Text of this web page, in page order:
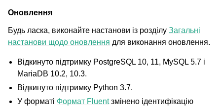
Оновлення
Будь ласка, виконайте настанови із розділу Загальні
настанови щодо оновлення для виконання оновлення.
Відкинуто підтримку PostgreSQL 10, 11, MySQL 5.7 і
MariaDB 10.2, 10.3.
Відкинуто підтримку Python 3.7.
У форматі Формат Fluentзмінено ідентифікацію